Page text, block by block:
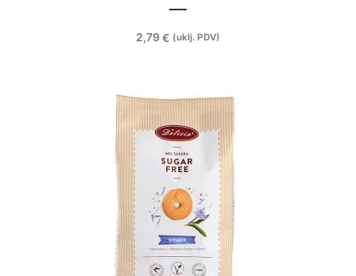
2,79€ (uklj. PDV)